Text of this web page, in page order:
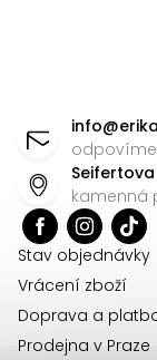
info@
kamenná
Stav objednávky
Vrácení zboží
Doprava a
Prodejna v Praze